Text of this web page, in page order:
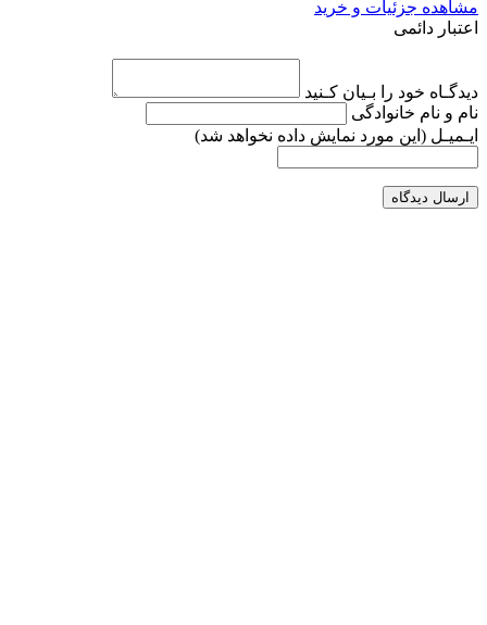
مشاهده جزئیات و خرید
اعتبار دائمی
دیدگـاه خود را بـیان کـنید
نام و نام خانوادگی
ایـمیـل (این مورد نمایش داده نخواهد شد)
ارسال دیدگاه